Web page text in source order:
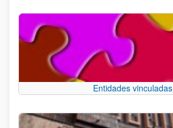
Entidades vinculadas